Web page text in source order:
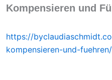
Kompensieren und
https://
kompensieren-und-fuehren/